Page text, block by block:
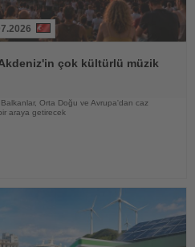
çok kültürlü müzik
Orta Doğu ve Avrupa'dan caz
araya getirecek